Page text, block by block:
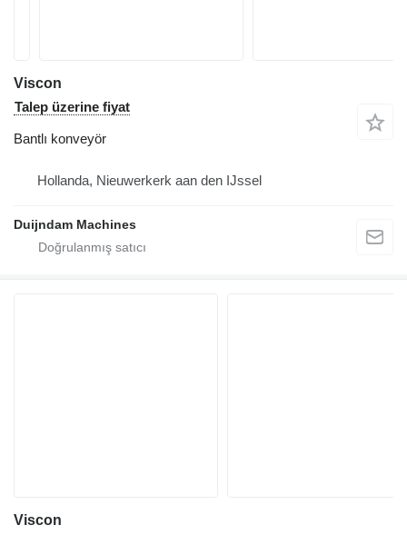
Viscon
Talep üzerine fiyat
Bantlı konveyör
Hollanda, Nieuwerkerk aan den IJssel
Duijndam Machines
Viscon